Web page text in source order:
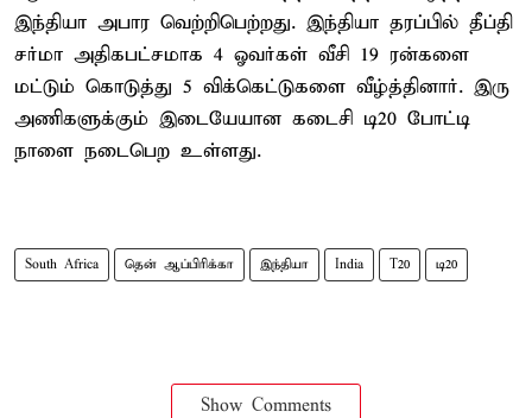
இந்தியா அபார வெற்றிபெற்றது. இந்தியா தரப்பில் தீப்தி
சர்மா அதிகபட்சமாக 4 ஓவர்கள் வீசி 19 ரன்களை
மட்டும் கொடுத்து 5 விக்கெட்டுகளை வீழ்த்தினார். இரு
அணிகளுக்கும் இடையேயான கடைசி டி20 போட்டி
நாளை நடைபெற உள்ளது.
South Africa தென் ஆப்பிரிக்கா இந்தியா India T20 டி20
Show Comments